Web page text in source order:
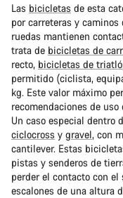
Las bicicletas de esta
por carreteras y
ruedas mantienen
trata de bicicletas de
recto, bicicletas de
permitido (ciclista,
kg. Este valor máximo
recomendaciones de
Un caso especial dentro
ciclocross y gravel, con
cantilever. Estas
pistas y senderos de
perder el contacto con el
escalones de una altura